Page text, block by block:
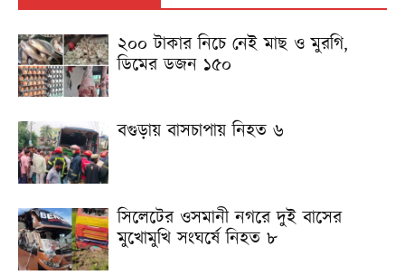
২০০ টাকার নিচে নেই মাছ ও মুরগি,
ডিমের ডজন ১৫০
বগুড়ায় বাসচাপায় নিহত ৬
সিলেটের ওসমানী নগরে দুই বাসের
মুখোমুখি সংঘর্ষে নিহত ৮